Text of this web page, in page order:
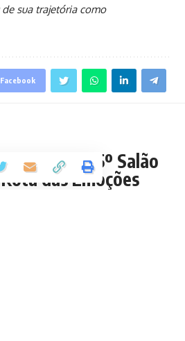
sua trajetória como
Facebook
São Luís o 5º Salão
das Emoções